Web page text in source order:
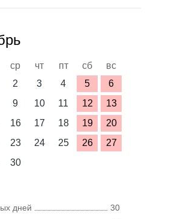
ср чт пт сб
вс
2 3 4 5
6
9 10 11 12
13
16 17 18 19
20
23 24 25 26
27
30
дней
30